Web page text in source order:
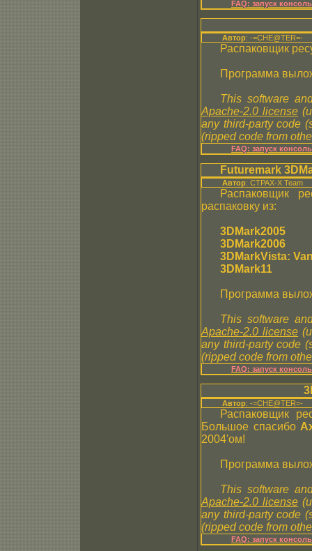
FAQ: запуск
Автор: -=CHE@TER=-
Распаковщик
Программа
This software
Apache-2.0 license
any third-party code
(ripped code from
FAQ: запуск
Futuremark
Автор: CTPAX-X Team
Распаковщик
распаковку из:
3DMark2005
3DMark2006
3DMarkVista:
3DMark11
Программа
This software
Apache-2.0 license
any third-party code
(ripped code from
FAQ: запуск
Автор: -=CHE@TER=-
Распаковщик
Большое спасибо
2004'ом!
Программа
This software
Apache-2.0 license
any third-party code
(ripped code from
FAQ: запуск